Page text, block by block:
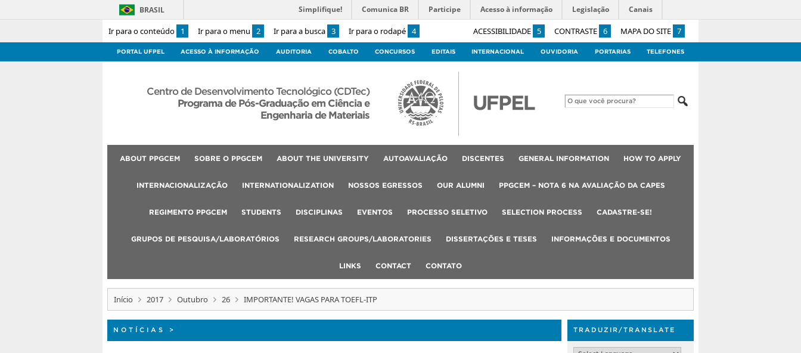
Ir para o conteúdo 1 Ir para o menu 2 Ir para a busca 3 Ir para o rodapé 4 ACESSIBILIDADE 5 CONTRASTE 6 MAPA DO SITE 7
BRASIL Simplifique! Comunica BR Participe Acesso à informação Legislação Canais
PORTAL UFPEL ACESSO À INFORMAÇÃO AUDITORIA COBALTO CONCURSOS EDITAIS INTERNACIONAL OUVIDORIA PORTARIAS TELEFONES
Centro de Desenvolvimento Tecnológico (CDTec)
Programa de Pós-Graduação em Ciência e
Engenharia de Materiais
ABOUT PPGCEM SOBRE O PPGCEM ABOUT THE UNIVERSITY AUTOAVALIAÇÃO DISCENTES GENERAL INFORMATION HOW TO APPLY
INTERNACIONALIZAÇÃO INTERNATIONALIZATION NOSSOS EGRESSOS OUR ALUMNI PPGCEM – NOTA 6 NA AVALIAÇÃO DA CAPES
REGIMENTO PPGCEM STUDENTS DISCIPLINAS EVENTOS PROCESSO SELETIVO SELECTION PROCESS CADASTRE-SE!
GRUPOS DE PESQUISA/LABORATÓRIOS RESEARCH GROUPS/LABORATORIES DISSERTAÇÕES E TESES INFORMAÇÕES E DOCUMENTOS
LINKS CONTACT CONTATO
Início 2017 Outubro 26 IMPORTANTE! VAGAS PARA TOEFL-ITP
NOTÍCIAS > TRADUZIR/TRANSLATE